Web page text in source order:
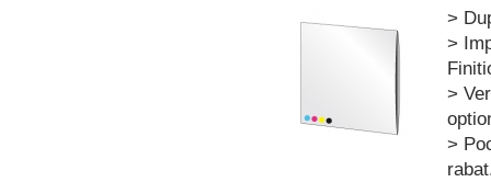
>
>
>
>